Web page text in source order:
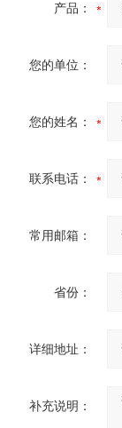
产品：
您的单位：
您的姓名：
联系电话：
常用邮箱：
省份：
详细地址：
补充说明：